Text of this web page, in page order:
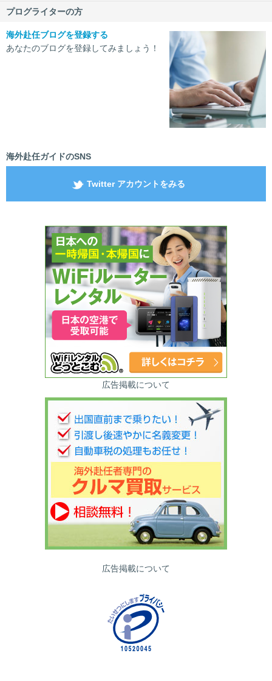
プログライターの方
海外赴任ブログを登録する
あなたのブログを登録してみましょう！
海外赴任ガイドのSNS
Twitter アカウントをみる
広告掲載について
広告掲載について